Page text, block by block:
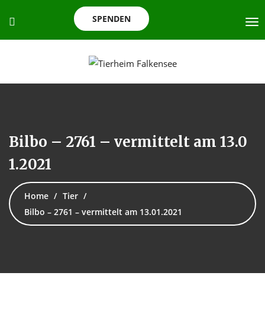
SPENDEN
Bilbo – 2761 – vermittelt am 13.0
1.2021
Home
Tier
Bilbo – 2761 – vermittelt am 13.01.2021